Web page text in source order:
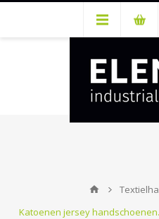
Je hebt een account nodig om
Katoenen jersey